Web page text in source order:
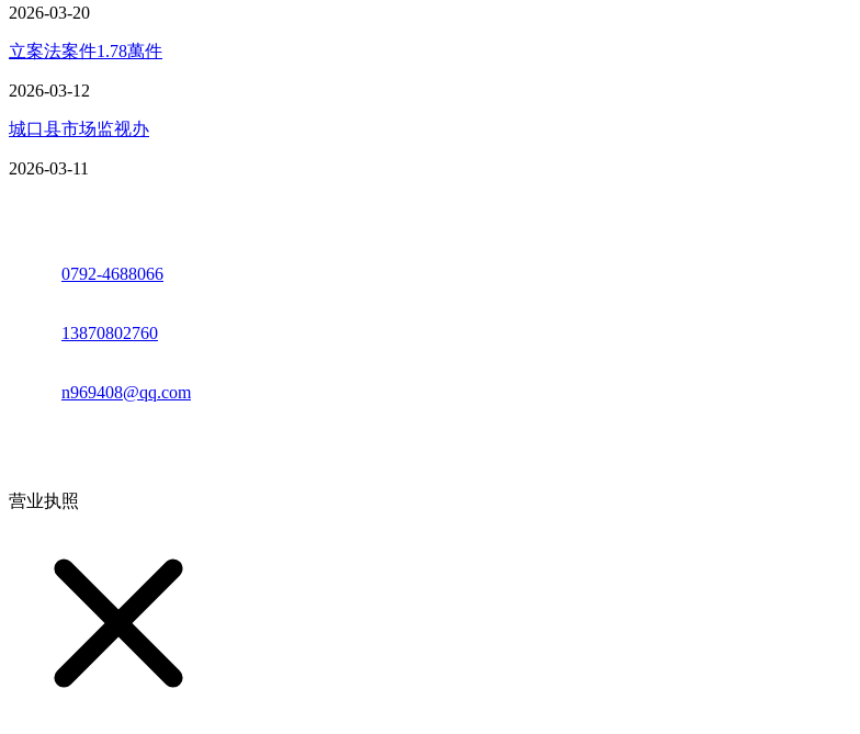
2026-03-20
立案法案件1.78萬件
2026-03-12
城口县市场监视办
2026-03-11
0792-4688066
13870802760
n969408@qq.com
营业执照